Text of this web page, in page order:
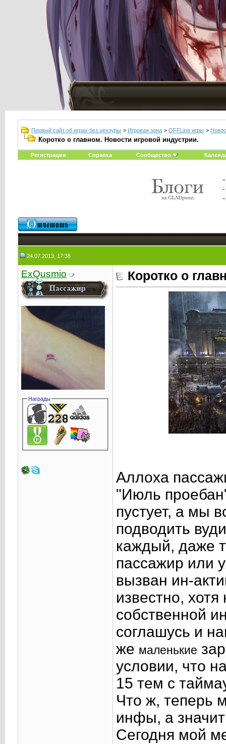
Первый сайт об играх без цензуры > Игровая зона > OFFLine игры >
Коротко о главном. Новости игровой индустрии.
Регистрация Справка Сообщество
24.07.2013, 17:38
ExQusmio
Награды
Коротко о
Аллоха
"Июль
пустует, а мы
подводить
каждый, даже
пассажир или
вызван ин-
известно,
собственной
соглашусь и
же маленькие
условии, что
15 тем с
Что ж, теперь
инфы, а
Сегодня мой